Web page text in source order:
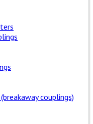
couplings)